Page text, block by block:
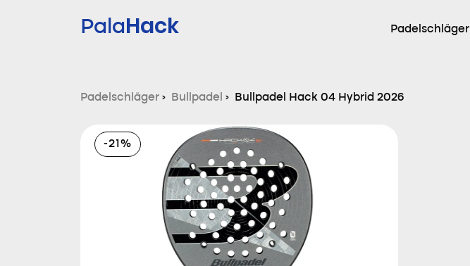
PalaHack Padelschläger
Padelschläger › Bullpadel › Bullpadel Hack 04 Hybrid 2026
-21%